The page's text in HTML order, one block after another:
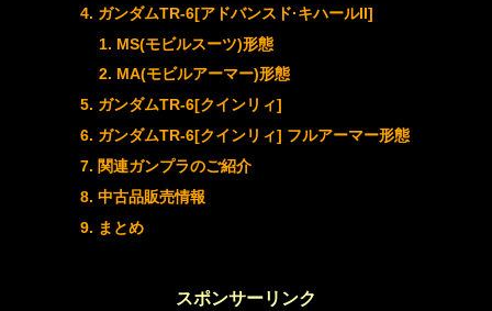
ガンダムTR-6[アドバンスド·キハールII]
MS(モビルスーツ)形態
MA(モビルアーマー)形態
ガンダムTR-6[クインリィ]
ガンダムTR-6[クインリィ] フルアーマー形態
関連ガンプラのご紹介
中古品販売情報
まとめ
スポンサーリンク